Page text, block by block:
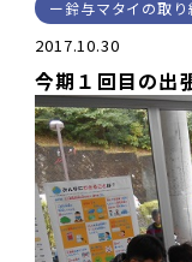
鈴与マタイの取り
2017.10.30
今期１回目の出